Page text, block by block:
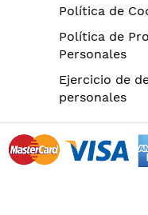
Política de
Política de
Personales
Ejercicio de
personales